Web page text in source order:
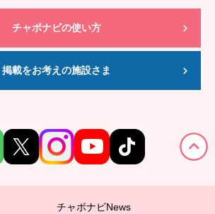
チャボナビの使い方
掲載をお考えの施設さま
チャボナビNews